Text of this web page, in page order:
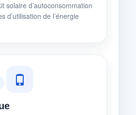
solaire d’autoconsommation
d’utilisation de l’énergie